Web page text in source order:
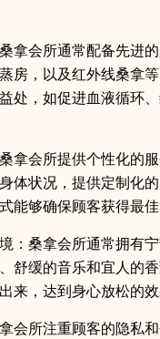
拿会所通常配备先进
房，以及红外线桑拿
处，如促进血液循环
拿会所提供个性化的
体状况，提供定制化
能够确保顾客获得最佳
：桑拿会所通常拥有
舒缓的音乐和宜人的
来，达到身心放松的效
会所注重顾客的隐私